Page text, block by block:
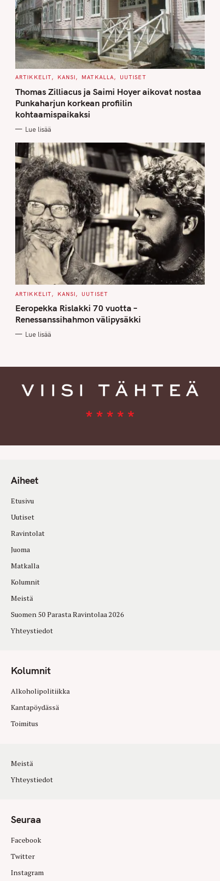
C
T
E
G
O
R
I
S
ARTIKKELIT KANSI MATKALLA UUTISET
Thomas Zilliacus ja Saimi Hoyer aikovat nostaa
Punkaharjun korkean profiilin
kohtaamispaikaksi
Lue lisää
C
T
E
G
O
I
ARTIKKELIT KANSI UUTISET
Eeropekka Rislakki 70 vuotta –
Renessanssihahmon välipysäkki
Lue lisää
Aiheet
Etusivu
Uutiset
Ravintolat
Juoma
Matkalla
Kolumnit
Meistä
Suomen 50 Parasta Ravintolaa 2026
Yhteystiedot
Kolumnit
Alkoholipolitiikka
Kantapöydässä
Toimitus
Meistä
Yhteystiedot
Seuraa
Facebook
Twitter
Instagram